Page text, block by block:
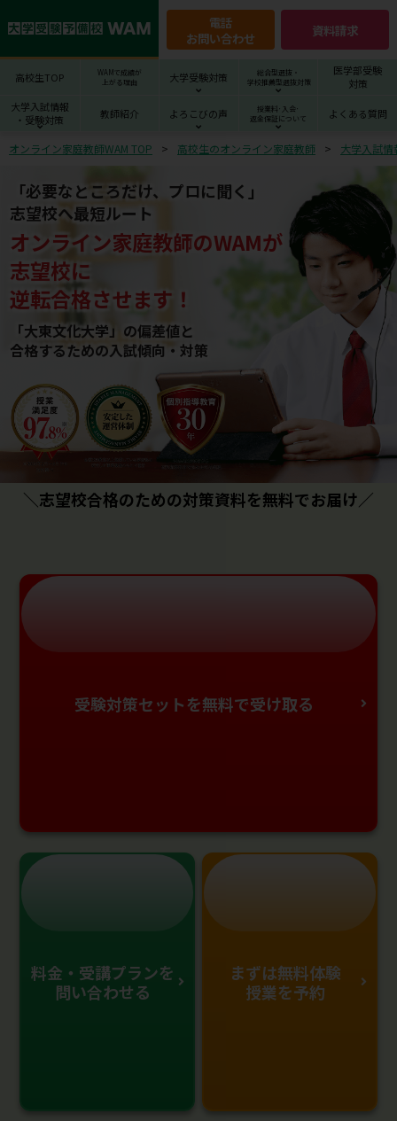
電話
お問い合わせ
資料請求
高校生TOP
WAMで成績が
上がる理由
大学受験対策
総合型選抜・
学校推薦型選抜対策
医学部受験
対策
大学入試情報
・受験対策
教師紹介 よろこびの声
授業料･入会･
返金保証について
よくある質問
オンライン家庭教師WAM TOP 高校生のオンライン家庭教師 大学入試
「必要なところだけ、プロに聞く」
志望校へ最短ルート
オンライン家庭教師のWAMが
志望校に
逆転合格させます！
「大東文化大学」の偏差値と
合格するための⼊試傾向・対策
＼志望校合格のための対策資料を無料でお届け／
受験対策セットを無料で受け取る
料金・受講プランを
問い合わせる
まずは無料体験
授業を予約